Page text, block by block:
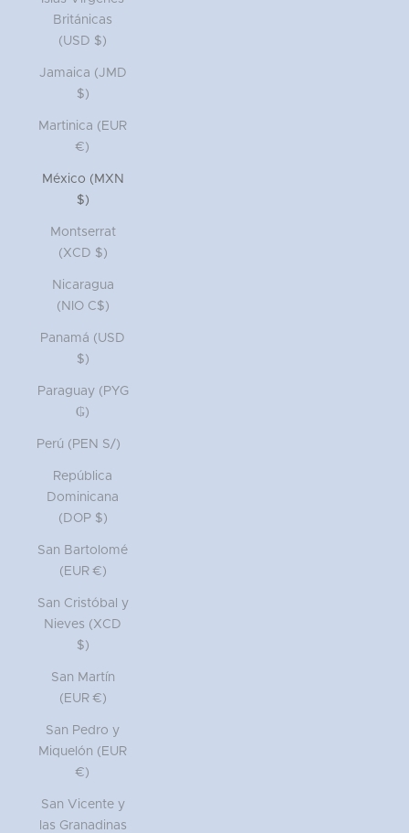
Británicas
(USD $)
Jamaica (JMD
$)
Martinica (EUR
€)
México (MXN
$)
Montserrat
(XCD $)
Nicaragua
(NIO C$)
Panamá (USD
$)
Paraguay (PYG
₲)
Perú (PEN S/)
República
Dominicana
(DOP $)
San Bartolomé
(EUR €)
San Cristóbal y
Nieves (XCD
$)
San Martín
(EUR €)
San Pedro y
Miquelón (EUR
€)
San Vicente y
las Granadinas